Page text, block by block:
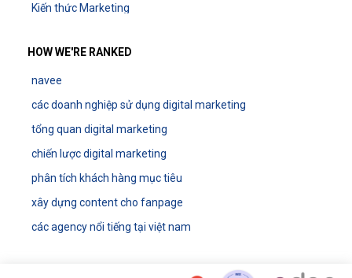
Kiến thức Marketing
HOW WE'RE RANKED
navee
các doanh nghiệp sử dụng digital marketing
tổng quan digital marketing
chiến lược digital marketing
phân tích khách hàng mục tiêu
xây dựng content cho fanpage
các agency nổi tiếng tại việt nam